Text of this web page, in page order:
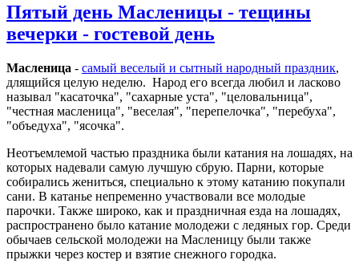
Пятый день Масленицы - тещины
вечерки - гостевой день
Масленица ‑ самый веселый и сытный народный праздник,
длящийся целую неделю. Народ его всегда любил и ласково
называл "касаточка", "сахарные уста", "целовальница",
"честная масленица", "веселая", "пеpепелочка", "пеpебуха",
"объедуха", "ясочка".
Неотъемлемой частью праздника были катания на лошадях, на
которых надевали самую лучшую сбрую. Парни, которые
собирались жениться, специально к этому катанию покупали
сани. В катанье непременно участвовали все молодые
парочки. Также широко, как и праздничная езда на лошадях,
распространено было катание молодежи с ледяных гор. Среди
обычаев сельской молодежи на Масленицу были также
прыжки через костер и взятие снежного городка.